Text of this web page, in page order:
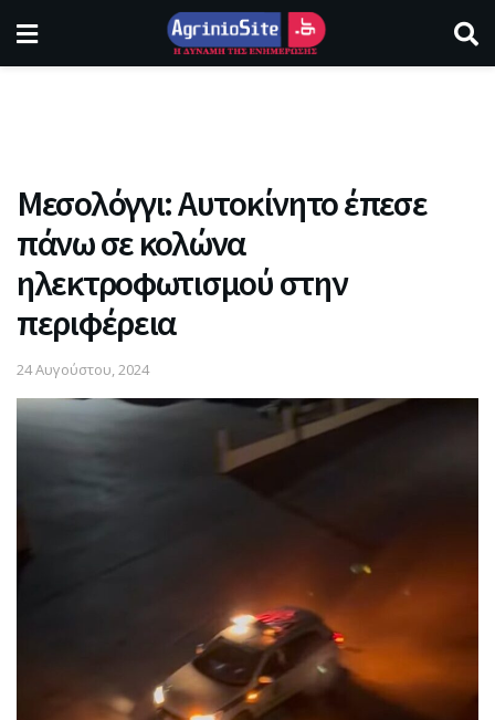
Μεσολόγγι: Αυτοκίνητο έπεσε
πάνω σε κολώνα
ηλεκτροφωτισμού στην
περιφέρεια
24 Αυγούστου, 2024